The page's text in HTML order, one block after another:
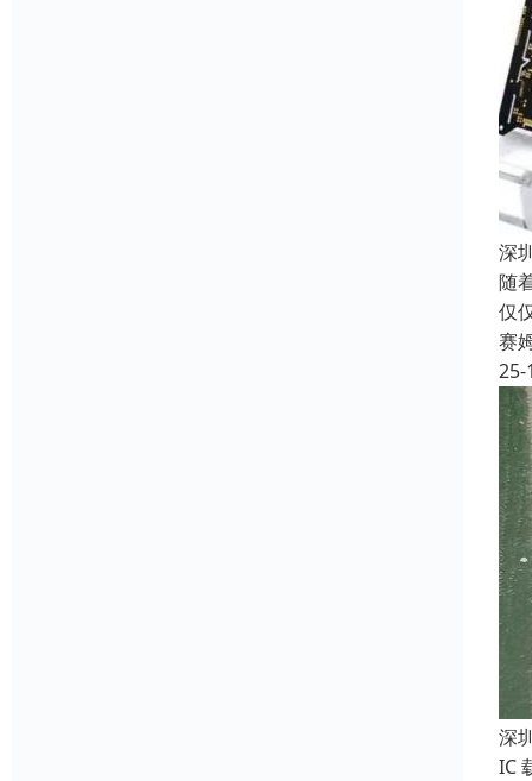
深
随
仅
赛
25-
深
IC